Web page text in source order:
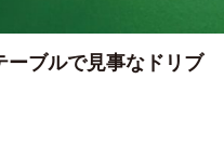
ーブルで見事なドリブ